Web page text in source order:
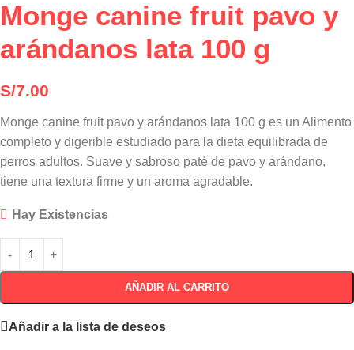
Monge canine fruit pavo y
arándanos lata 100 g
S/7.00
Monge canine fruit pavo y arándanos lata 100 g es un Alimento
completo y digerible estudiado para la dieta equilibrada de
perros adultos. Suave y sabroso paté de pavo y arándano,
tiene una textura firme y un aroma agradable.
Hay Existencias
AÑADIR AL CARRITO
Añadir a la lista de deseos